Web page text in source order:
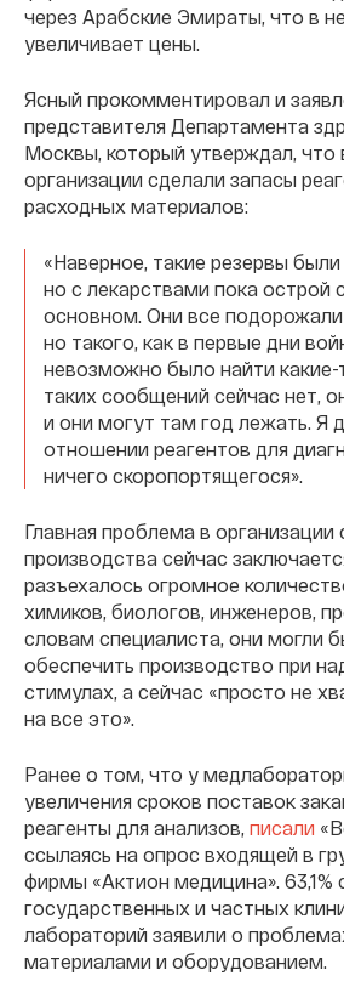
через Арабские Эмираты, что в
увеличивает цены.
Ясный прокомментировал и
представителя Департамента
Москвы, который утверждал, что
организации сделали запасы
расходных материалов:
«Наверное, такие резервы
но с лекарствами пока острой
основном. Они все подорожали
но такого, как в первые дни
невозможно было найти какие-
таких сообщений сейчас нет,
и они могут там год лежать. Я
отношении реагентов для
ничего скоропортящегося».
Главная проблема в организации
производства сейчас
разъехалось огромное
химиков, биологов, инженеров,
словам специалиста, они могли
обеспечить производство при
стимулах, а сейчас «просто не
на все это».
Ранее о том, что у
увеличения сроков поставок
реагенты для анализов, писали
ссылаясь на опрос входящей в
фирмы «Актион медицина». 63,1%
государственных и частных
лабораторий заявили о
материалами и оборудованием.